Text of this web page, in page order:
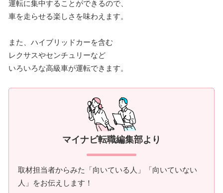
運転に集中することができるので、
車を走らせる楽しさを味わえます。
また、ハイブリッドカーを含む
レクサスやセンチュリーなど
いろいろな高級車が運転できます。
マイナビ転職編集部より
取材担当者からみた「向いている人」「向いていない
人」をお伝えします！